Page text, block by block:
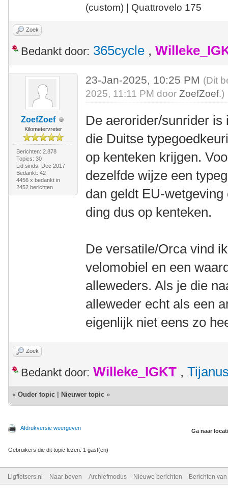
(custom) | Quattrovelo 175
Zoek
Bedankt door: 365cycle ,
ZoefZoef
Kilometervreter
Berichten: 2.878
Topics: 30
Lid sinds: Dec 2017
Bedankt: 42
4456 x bedankt in
2452 berichten
23-Jan-2025, 10:25 PM (Dit
2025, 11:11 PM doorZoefZoef.)
De aerorider/sunrider
die Duitse
op kenteken krijgen.
dezelfde wijze een
dan geldt EU-
ding dus op kenteken.
De versatile/Orca vind
velomobiel en een
alleweders. Als je die
alleweder echt als een
eigenlijk niet eens zo
Zoek
Bedankt door: Willeke_IGKT ,
« Ouder topic Nieuwer topic »
Afdrukversie weergeven Ga naar
Gebruikers die dit topic lezen: 1 gast(en)
Ligfietsers.nl Naar boven Archiefmodus Nieuwe berichten Berichten